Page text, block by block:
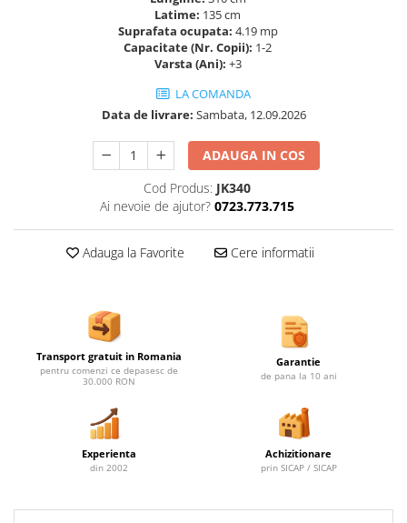
Ghivece din beton
Stalpi / bolarzi de delimitare
Cismea stradala / gradina
Magazie pubele / tomberoane
Mobilier urban DIZABILITATI
Latime: 135 cm
Suprafata ocupata: 4.19 mp
Capacitate (Nr. Copii): 1-2
Varsta (Ani): +3
LA COMANDA
Data de livrare: Sambata, 12.09.2026
ADAUGA IN COS
Cod Produs: JK340
Ai nevoie de ajutor? 0723.773.715
Adauga la Favorite Cere informatii
Transport gratuit in Romania
pentru comenzi ce depasesc de
30.000 RON
Garantie
de pana la 10 ani
Experienta
din 2002
Achizitionare
prin SICAP / SICAP